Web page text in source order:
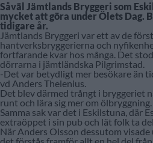
Såväl Jämtlands Bryggeri som
mycket att göra under Ölets Dag.
tidigare år.
Jämtlands Bryggeri var ett av de
hantverksbryggerierna och
fortfarande kvar hos många. Det
dörrarna i jämtländska Pilgrimstad.
-Det var betydligt mer besökare än
vd Anders Thelenius.
Det blev därmed trångt i bryggeriet
runt och lära sig mer om ölbryggning.
Samma sak var det i Eskilstuna, där
extraöppet i sin pub och lät folk ta
När Anders Olsson dessutom